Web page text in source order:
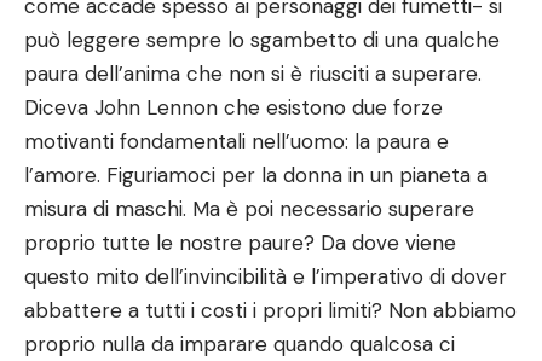
come accade spesso ai personaggi dei fumetti- si
può leggere sempre lo sgambetto di una qualche
paura dell’anima che non si è riusciti a superare.
Diceva John Lennon che esistono due forze
motivanti fondamentali nell’uomo: la paura e
l’amore. Figuriamoci per la donna in un pianeta a
misura di maschi. Ma è poi necessario superare
proprio tutte le nostre paure? Da dove viene
questo mito dell’invincibilità e l’imperativo di dover
abbattere a tutti i costi i propri limiti? Non abbiamo
proprio nulla da imparare quando qualcosa ci